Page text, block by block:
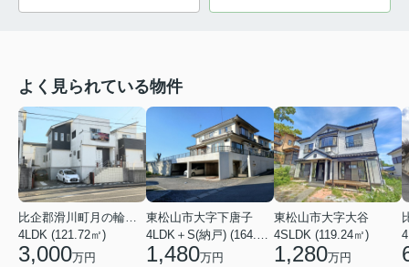
よく見られている物件
4LDK (121.72㎡)
3,000万円
東松山市大字下唐子
1,480万円
東松山市大字大谷
4SLDK (119.24㎡)
1,280万円